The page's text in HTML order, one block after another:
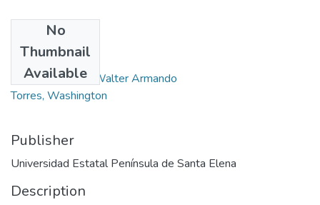
No
Thumbnail
Available
Authors
Minhuey, Nestor
Orozco Iguasnia, Walter Armando
Torres, Washington
Publisher
Universidad Estatal Península de Santa Elena
Description